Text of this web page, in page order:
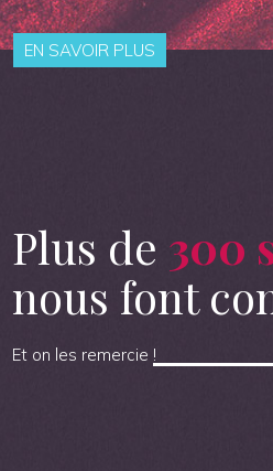
EN SAVOIR PLUS
Plus de 300
nous font
Et on les remercie !